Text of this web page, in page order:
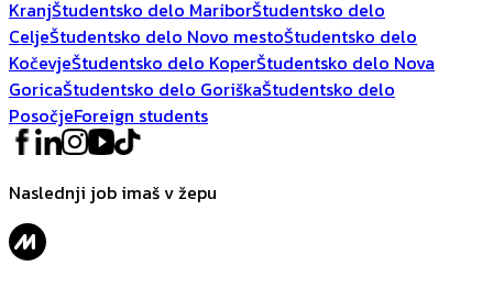
KranjŠtudentsko delo MariborŠtudentsko delo
CeljeŠtudentsko delo Novo mestoŠtudentsko delo
KočevjeŠtudentsko delo KoperŠtudentsko delo Nova
GoricaŠtudentsko delo GoriškaŠtudentsko delo
PosočjeForeign students
Naslednji job imaš v žepu